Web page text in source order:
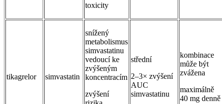
toxicity
tikagrelor simvastatin
snížený
metabolismus
simvastatinu
vedoucí ke
zvýšeným
koncentracím
zvýšení
střední
2–3× zvýšení
AUC
simvastatinu
kombinace
může být
zvážena
maximálně
40 mg denně